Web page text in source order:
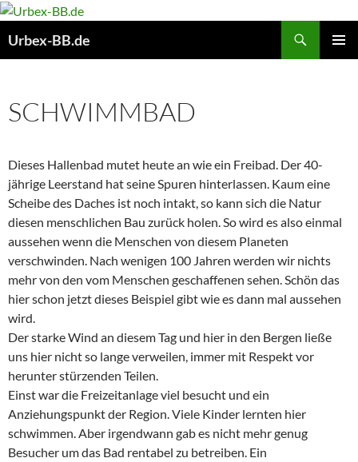
Urbex-BB.de
SCHWIMMBAD
Dieses Hallenbad mutet heute an wie ein Freibad. Der 40-
jährige Leerstand hat seine Spuren hinterlassen. Kaum eine
Scheibe des Daches ist noch intakt, so kann sich die Natur
diesen menschlichen Bau zurück holen. So wird es also einmal
aussehen wenn die Menschen von diesem Planeten
verschwinden. Nach wenigen 100 Jahren werden wir nichts
mehr von den vom Menschen geschaffenen sehen. Schön das
hier schon jetzt dieses Beispiel gibt wie es dann mal aussehen
wird.
Der starke Wind an diesem Tag und hier in den Bergen ließe
uns hier nicht so lange verweilen, immer mit Respekt vor
herunter stürzenden Teilen.
Einst war die Freizeitanlage viel besucht und ein
Anziehungspunkt der Region. Viele Kinder lernten hier
schwimmen. Aber irgendwann gab es nicht mehr genug
Besucher um das Bad rentabel zu betreiben. Ein